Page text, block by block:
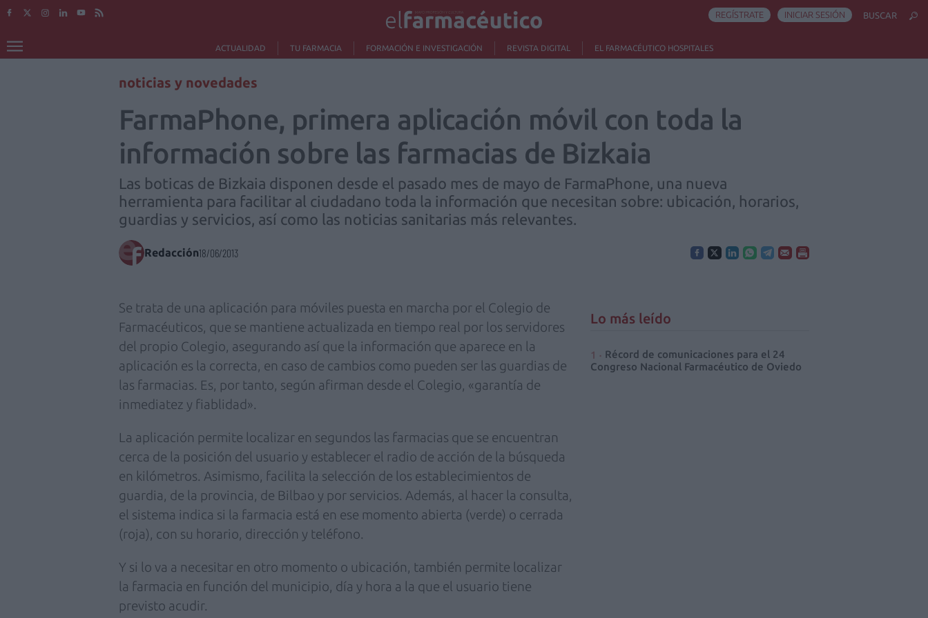
ACTUALIDAD TU FARMACIA FORMACIÓN E INVESTIGACIÓN REVISTA DIGITAL EL FARMACÉUTICO HOSPITALES
REGÍSTRATE INICIAR SESIÓN BUSCAR
noticias y novedades
FarmaPhone, primera aplicación móvil con toda la
información sobre las farmacias de Bizkaia
Las boticas de Bizkaia disponen desde el pasado mes de mayo de FarmaPhone, una nueva
herramienta para facilitar al ciudadano toda la información que necesitan sobre: ubicación, horarios,
guardias y servicios, así como las noticias sanitarias más relevantes.
Redacción18/06/2013
Se trata de una aplicación para móviles puesta en marcha por el Colegio de
Farmacéuticos, que se mantiene actualizada en tiempo real por los servidores
del propio Colegio, asegurando así que la información que aparece en la
aplicación es la correcta, en caso de cambios como pueden ser las guardias de
las farmacias. Es, por tanto, según afirman desde el Colegio, «garantía de
inmediatez y fiablidad».
La aplicación permite localizar en segundos las farmacias que se encuentran
cerca de la posición del usuario y establecer el radio de acción de la búsqueda
en kilómetros. Asimismo, facilita la selección de los establecimientos de
guardia, de la provincia, de Bilbao y por servicios. Además, al hacer la consulta,
el sistema indica si la farmacia está en ese momento abierta (verde) o cerrada
(roja), con su horario, dirección y teléfono.
Y si lo va a necesitar en otro momento o ubicación, también permite localizar
la farmacia en función del municipio, día y hora a la que el usuario tiene
previsto acudir.
Lo más leído
Récord de comunicaciones para el 24
Congreso Nacional Farmacéutico de Oviedo